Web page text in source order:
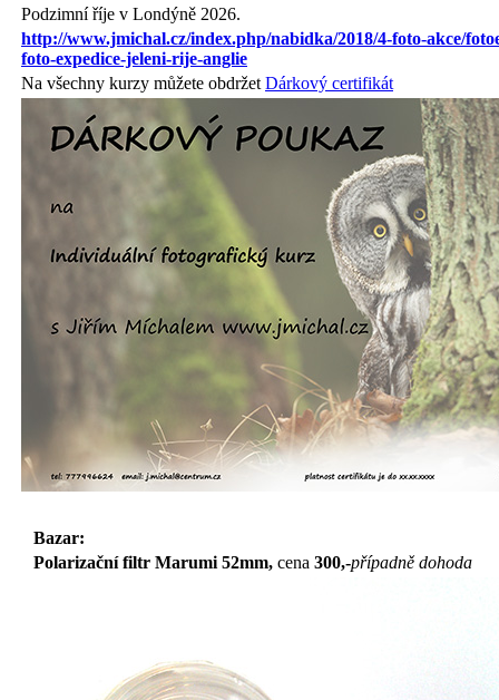
Podzimní říje v Londýně 2026.
http://www.jmichal.cz/index.php/nabidka/2018/4-foto-akce/
foto-expedice-jeleni-rije-anglie
Na všechny kurzy můžete obdržet Dárkový certifikát
Bazar:
Polarizační filtr Marumi 52mm, cena 300,-případně dohoda